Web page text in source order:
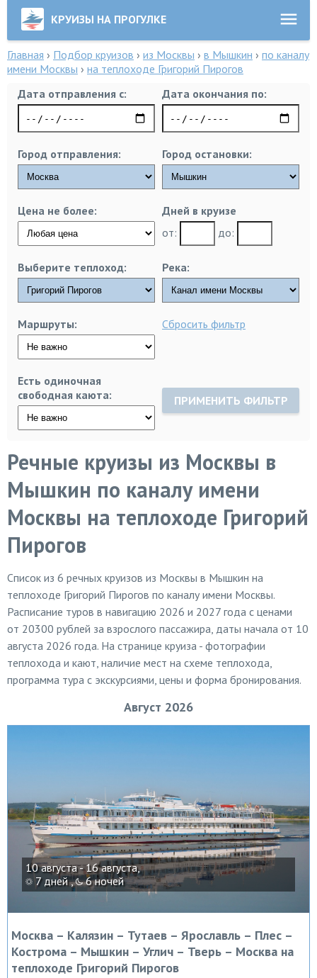
КРУИЗЫ НА ПРОГУЛКЕ
Главная › Подбор круизов › из Москвы › в Мышкин › по каналу
имени Москвы › на теплоходе Григорий Пирогов
Дата отправления с:
Дата окончания по:
Город отправления: Город остановки:
Цена не более:
Дней в круизе
от:
до:
Выберите теплоход: Река:
Маршруты: Сбросить фильтр
Есть одиночная
свободная каюта:
ПРИМЕНИТЬ ФИЛЬТР
Речные круизы из Москвы в
Мышкин по каналу имени
Москвы на теплоходе Григорий
Пирогов
Список из 6 речных круизов из Москвы в Мышкин на
теплоходе Григорий Пирогов по каналу имени Москвы.
Расписание туров в навигацию 2026 и 2027 года с ценами
от 20300 рублей за взрослого пассажира, даты начала от 10
августа 2026 года. На странице круиза - фотографии
теплохода и кают, наличие мест на схеме теплохода,
программа тура с экскурсиями, цены и форма бронирования.
Август 2026
10 августа - 16 августа,
7 дней , 6 ночей
Москва – Калязин – Тутаев – Ярославль – Плес –
Кострома – Мышкин – Углич – Тверь – Москва на
теплоходе Григорий Пирогов